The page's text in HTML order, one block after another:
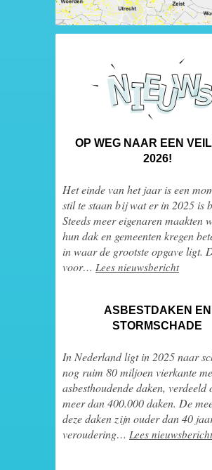
OP WEG NAAR EEN
2026!
Het einde van het jaar is een
stil te staan bij wat er in 2025 is
Steeds meer eigenaren maakten
hun dak en gemeenten kregen
in waar de grootste opgave ligt.
voor… Lees nieuwsbericht
ASBESTDAKEN EN
STORMSCHADE
In Nederland ligt in 2025 naar
nog ruim 80 miljoen vierkante
asbesthoudende daken, verdeeld
meer dan 400.000 daken. De
deze daken zijn ouder dan 40
veroudering… Lees nieuwsbericht